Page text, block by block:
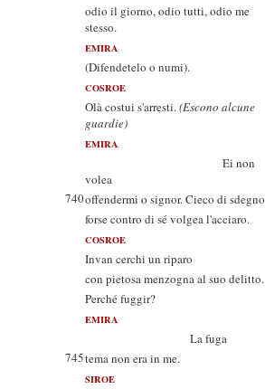
odio il giorno, odio tutti, odio me
stesso.
EMIRA
(Difendetelo o numi).
COSROE
Olà costui s'arresti.(Escono alcune
guardie)
EMIRA
Ei non
volea
740offendermi o signor. Cieco di sdegno
forse contro di sé volgea l'acciaro.
COSROE
Invan cerchi un riparo
con pietosa menzogna al suo delitto.
Perché fuggir?
EMIRA
La fuga
745tema non era in me.
SIROE